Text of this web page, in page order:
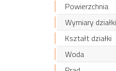
Powierzchnia
Wymiary działki
Kształt działki
Woda